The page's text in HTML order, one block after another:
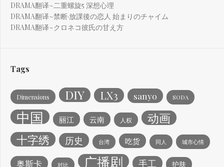
DRAMA翻译~二重螺旋5 深想心理
DRAMA翻译~禁断·放課後の恋人 始まりのチャイム
DRAMA翻译~クロネコ彼氏の甘え方
Tags
Dimensions DIY LX3 sanyo SODA
中国 丽江 云南 人权 动画
十字绣 历史 台湾 吃货 同人 城市心情
奥斯卡 对比 广播剧 手工 护肤